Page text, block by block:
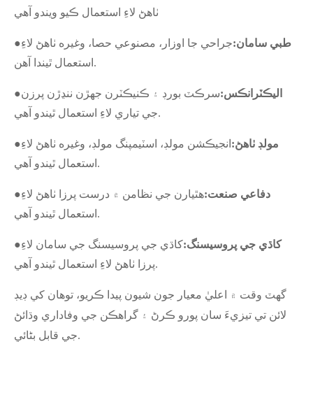
ٺاهڻ لاءِ استعمال ڪيو ويندو آهي
● طبي سامان:جراحي جا اوزار، مصنوعي حصا، وغيره ٺاهڻ لاءِ
استعمال ٿيندا آهن.
● اليڪٽرانڪس:سرڪٽ بورڊ ۽ ڪنيڪٽرن جهڙن ننڍڙن پرزن
جي تياري لاءِ استعمال ٿيندو آهي.
● مولڊ ٺاهڻ: انجيڪشن مولڊ، اسٽيمپنگ مولڊ، وغيره ٺاهڻ لاءِ
استعمال ٿيندو آهي.
● دفاعي صنعت:هٿيارن جي نظامن ۾ درست پرزا ٺاهڻ لاءِ
استعمال ٿيندو آهي.
● کاڌي جي پروسيسنگ:کاڌي جي پروسيسنگ جي سامان لاءِ
پرزا ٺاهڻ لاءِ استعمال ٿيندو آهي.
گهٽ وقت ۾ اعليٰ معيار جون شيون پيدا ڪريو، توهان کي ڊيڊ
لائن تي تيزيءَ سان پورو ڪرڻ ۽ گراهڪن جي وفاداري وڌائڻ
جي قابل بڻائي.